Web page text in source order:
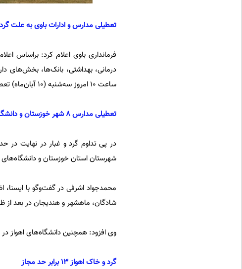
تعطیلی مدارس و ادارات باوی به علت
فرمانداری باوی اعلام کرد: براساس
درمانی‌، بهداشتی‌، بانک‌ها، بخش‌های
ساعت ۱۰ امروز سه‌شنبه (۱۰ آبان‌ماه) تعطیل هستند.
تعطیلی مدارس ۸ شهر خوزستان و دانشگاه‌های اهواز
شهرستان استان خوزستان و دانشگاه‌های
محمدجواد اشرفی در گفت‌وگو با ایسنا،
شادگان، ماهشهر و هندیجان در بعد از ظهر امروز (۱۰ آبان‌ماه)
وی افزود: همچنین دانشگاه‌های اهواز
گرد و خاک اهواز ۱۳ برابر حد مجاز